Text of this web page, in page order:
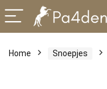
Home Snoepjes